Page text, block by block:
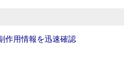
作用情報を迅速確認